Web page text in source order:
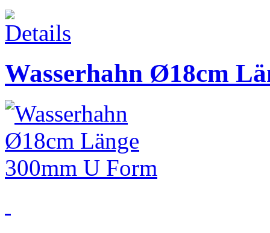
Wasserhahn Ø18cm